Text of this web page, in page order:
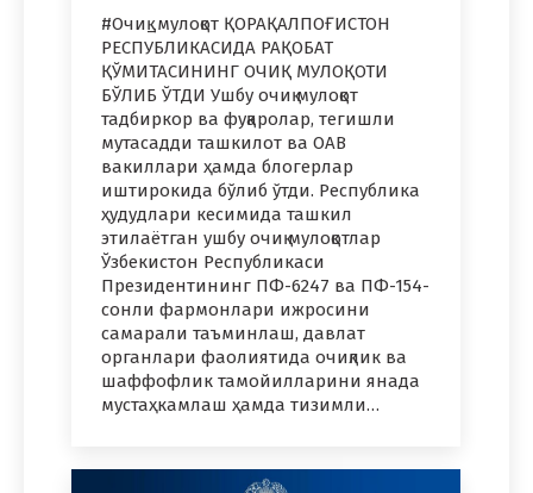
#Очиқ_мулоқот ҚОРАҚАЛПОҒИСТОН
РЕСПУБЛИКАСИДА РАҚОБАТ
ҚЎМИТАСИНИНГ ОЧИҚ МУЛОҚОТИ
БЎЛИБ ЎТДИ Ушбу очиқ мулоқот
тадбиркор ва фуқаролар, тегишли
мутасадди ташкилот ва ОАВ
вакиллари ҳамда блогерлар
иштирокида бўлиб ўтди. Республика
ҳудудлари кесимида ташкил
этилаётган ушбу очиқ мулоқотлар
Ўзбекистон Республикаси
Президентининг ПФ-6247 ва ПФ-154-
сонли фармонлари ижросини
самарали таъминлаш, давлат
органлари фаолиятида очиқлик ва
шаффофлик тамойилларини янада
мустаҳкамлаш ҳамда тизимли…